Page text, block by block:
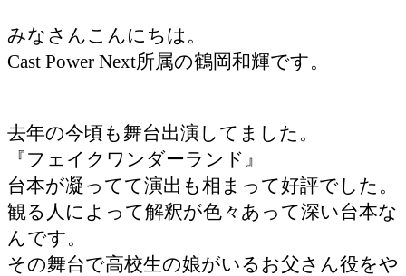
みなさんこんにちは。
Cast Power Next所属の鶴岡和輝です。
去年の今頃も舞台出演してました。
『フェイクワンダーランド』
台本が凝ってて演出も相まって好評でした。
観る人によって解釈が色々あって深い台本な
んです。
その舞台で高校生の娘がいるお父さん役をや